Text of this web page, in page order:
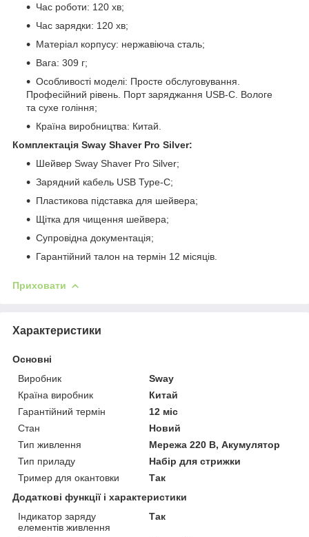
Час роботи: 120 хв;
Час зарядки: 120 хв;
Матеріал корпусу: нержавіюча сталь;
Вага: 309 г;
Особливості моделі: Просте обслуговування.
Професійний рівень. Порт заряджання USB-C. Вологе
та сухе гоління;
Країна виробництва: Китай.
Комплектація Sway Shaver Pro Silver:
Шейвер Sway Shaver Pro Silver;
Зарядний кабель USB Type-C;
Пластикова підставка для шейвера;
Щітка для чищення шейвера;
Супровідна документація;
Гарантійний талон на термін 12 місяців.
Приховати
Характеристики
Основні
Виробник
Sway
Країна виробник
Китай
Гарантійний термін
12 міс
Стан
Новий
Тип живлення
Мережа 220 В, Акумулятор
Тип приладу
Набір для стрижки
Тример для окантовки
Так
Додаткові функції і характеристики
Індикатор заряду
елементів живлення
Так